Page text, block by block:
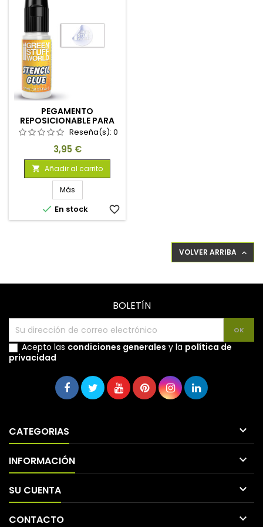
PEGAMENTO
REPOSICIONABLE PARA
PLANTILLASReseña(s): 0
Precio
3,95 €
 Añadir al carrito
Más
 En stock favorite_border
VOLVER ARRIBA 
BOLETÍN
Acepto las condiciones generales y la política de
privacidad
CATEGORIAS 
INFORMACIÓN 
SU CUENTA 
CONTACTO 